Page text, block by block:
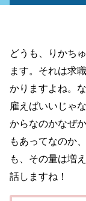
ー
どうも、りかち
ます。それは求
かりますよね。
雇えばいいじゃ
からなのかなぜ
もあってなのか
も、その量は増
話しますね！